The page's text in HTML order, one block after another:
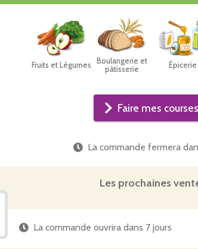
Fruits et Légumes
Boulangerie et
pâtisserie
Épicerie
Faire mes courses
La commande fermera
Les prochaines
La commande ouvrira dans 7 jours